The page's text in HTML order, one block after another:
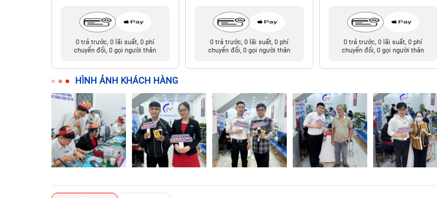
0 trả trước, 0 lãi suất, 0 phí
chuyển đổi, 0 gọi người thân
0 trả trước, 0 lãi suất, 0 phí
chuyển đổi, 0 gọi người thân
0 trả trước, 0 lãi suất, 0 phí
chuyển đổi, 0 gọi người thân
HÌNH ẢNH KHÁCH HÀNG